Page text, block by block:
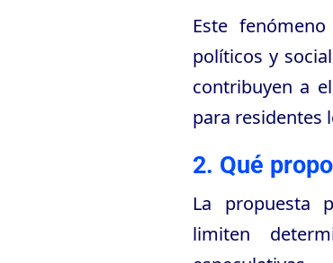
Este
políticos y
contribuyen a
para residentes
2. Qué
La propuesta
limiten